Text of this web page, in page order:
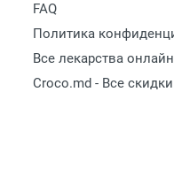
FAQ
Политика
Все лекарства онлайн
Croco.md - Все